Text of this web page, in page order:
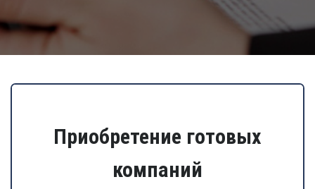
Приобретение готовых
компаний